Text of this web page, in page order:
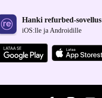
Hanki refurbed-sovellus
iOS:lle ja Androidille